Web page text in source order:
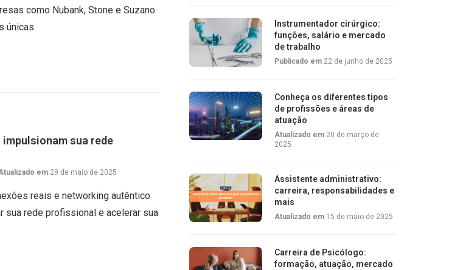
como Nubank, Stone e Suzano
únicas.
sua rede
em 29 de maio de 2025
reais e networking autêntico
sua rede profissional e acelerar sua
Instrumentador cirúrgico:
funções, salário e mercado
de trabalho
Publicado em 22 de junho de 2025
Conheça os diferentes tipos
de profissões e áreas de
atuação
Atualizado em 20 de março de
2025
Assistente administrativo:
carreira, responsabilidades e
mais
Atualizado em 15 de maio de 2025
Carreira de Psicólogo:
formação, atuação, mercado